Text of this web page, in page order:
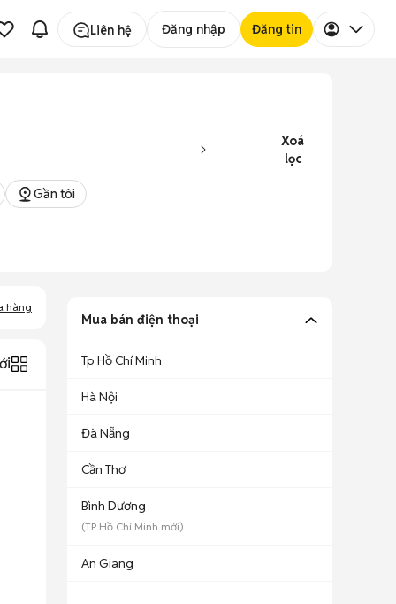
Liên hệ Đăng nhập Đăng tin
Xoá
lọc
Gần tôi
hàng
Mua bán điện thoại
Tp Hồ Chí Minh
Hà Nội
Đà Nẵng
Cần Thơ
Bình Dương
(TP Hồ Chí Minh mới)
An Giang